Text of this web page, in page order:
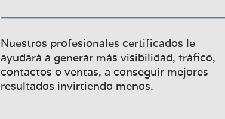
Nuestros profesionales certificados le
ayudará a generar más visibilidad, tráfico,
contactos o ventas, a conseguir mejores
resultados invirtiendo menos.